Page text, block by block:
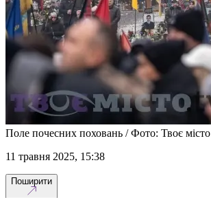
Поле почесних поховань / Фото: Твоє місто
11 травня 2025, 15:38
Поширити